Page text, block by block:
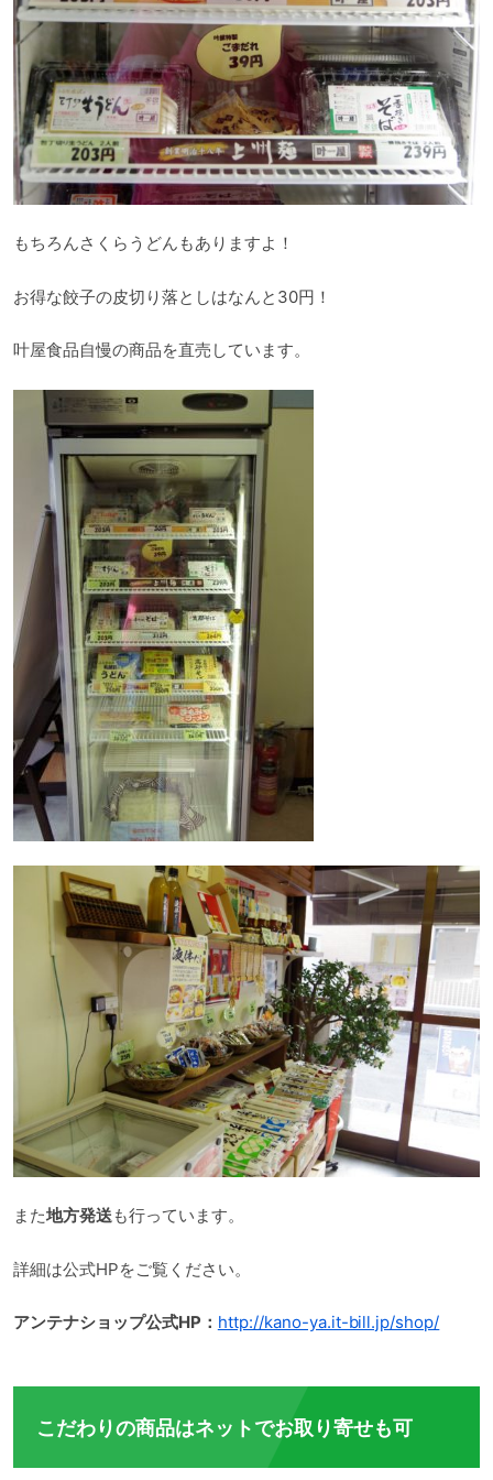
もちろんさくらうどんもありますよ！
お得な餃子の皮切り落としはなんと30円！
叶屋食品自慢の商品を直売しています。
また地方発送も行っています。
詳細は公式HPをご覧ください。
アンテナショップ公式HP： http://kano-ya.it-bill.jp/shop/
こだわりの商品はネットでお取り寄せも可